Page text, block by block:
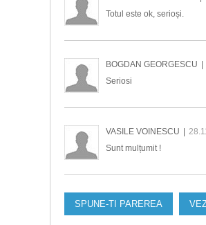
Totul este ok, serioși.
BOGDAN GEORGESCU
Seriosi
VASILE VOINESCU
Sunt mulțumit !
SPUNE-TI PAREREA